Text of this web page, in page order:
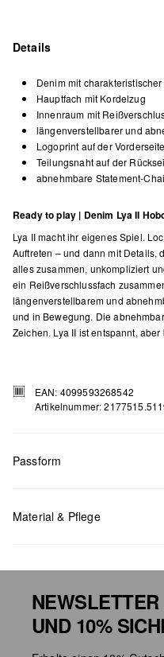
Details
Denim mit
Hauptfach mit Kordelzug
Innenraum mit
längenverstellbarer und
Logoprint auf der Vorderseite
Teilungsnaht auf der
abnehmbare Statement-
Ready to play | Denim Lya II
Lya II macht ihr eigenes Spiel.
Auftreten – und dann mit Details,
alles zusammen, unkompliziert
ein Reißverschlussfach
längenverstellbarem und
und in Bewegung. Die
Zeichen. Lya II ist entspannt, aber
EAN: 4099593268542
Artikelnummer:
Passform
H x B x T (cm): 22 x 22 x 10
Material & Pflege
UND 10%